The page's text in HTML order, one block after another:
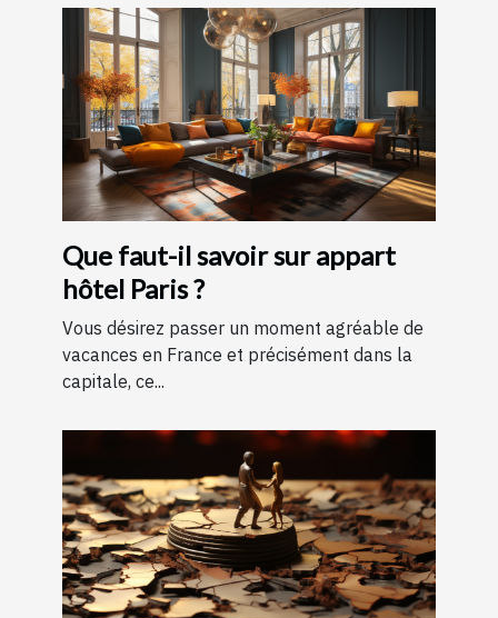
Que faut-il savoir sur appart
hôtel Paris ?
Vous désirez passer un moment agréable de
vacances en France et précisément dans la
capitale, ce...